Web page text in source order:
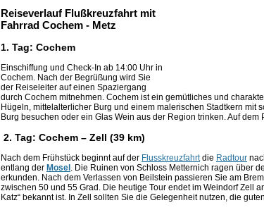
Reiseverlauf Flußkreuzfahrt mit
Fahrrad Cochem - Metz
1. Tag: Cochem
Einschiffung und Check-In ab 14:00 Uhr in
Cochem. Nach der Begrüßung wird Sie
der Reiseleiter auf einen Spaziergang
durch Cochem mitnehmen. Cochem ist ein gemütliches und
Hügeln, mittelalterlicher Burg und einem malerischen Stadtkern mit
Burg besuchen oder ein Glas Wein aus der Region trinken. Auf
2. Tag: Cochem – Zell (39 km)
Nach dem Frühstück beginnt auf der Flusskreuzfahrtdie Radtour
entlang der Mosel . Die Ruinen von Schloss Metternich ragen über
erkunden. Nach dem Verlassen von Beilstein passieren Sie am
zwischen 50 und 55 Grad. Die heutige Tour endet im Weindorf Zell
Katz“ bekannt ist. In Zell sollten Sie die Gelegenheit nutzen, die